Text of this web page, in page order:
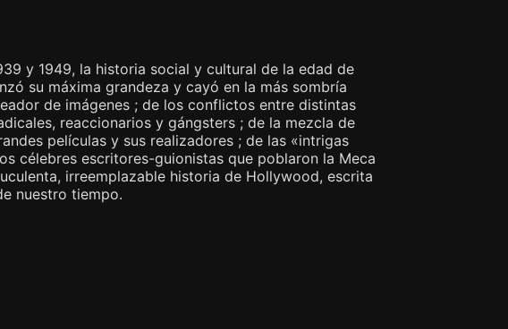
y 1949, la historia social y cultural de la edad de
su máxima grandeza y cayó en la más sombría
de imágenes ; de los conflictos entre distintas
reaccionarios y gángsters ; de la mezcla de
películas y sus realizadores ; de las «intrigas
célebres escritores-guionistas que poblaron la Meca
irreemplazable historia de Hollywood, escrita
nuestro tiempo.